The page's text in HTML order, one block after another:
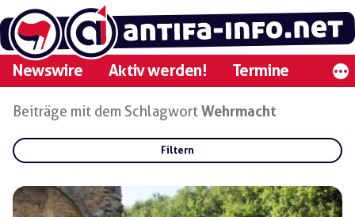
Zum
Inhalt
springen
Newswire Aktiv werden! Termine
Beiträge mit dem SchlagwortWehrmacht
Filtern